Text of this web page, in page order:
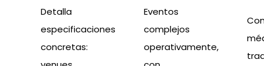
Detalla
especificaciones
concretas:
Eventos
complejos
operativamente,